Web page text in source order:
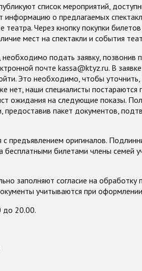
список мероприятий,
о предлагаемых
театра. Через кнопку покупки
мест на спектакли и события
подать заявку, позвонив
почте kassa@ktyz.ru. В
Это необходимо, чтобы уточнить,
нет, наши специалисты
ожидания на следующие показы.
предоставив пакет документов,
предъявлением оригиналов.
бесплатными билетами члены семей
заполняют согласие на обработку
учитываются при
до 20.00.